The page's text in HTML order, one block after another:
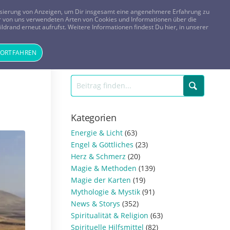
FRAGEN? KOSTENLOS ANRUFEN: 0800-8478266
Magazin ANMELDEN REGISTRIEREN
Kategorien
Energie & Licht (63)
Engel & Göttliches (23)
Herz & Schmerz (20)
Magie & Methoden (139)
Magie der Karten (19)
Mythologie & Mystik (91)
News & Storys (352)
Spiritualität & Religion (63)
Spirituelle Hilfsmittel (82)
von Anzeigen, um Dir insgesamt eine angenehmere Erfahrung zu
uns verwendeten Arten von Cookies und Informationen über die
erneut aufrufst. Weitere Informationen findest Du hier, in unserer